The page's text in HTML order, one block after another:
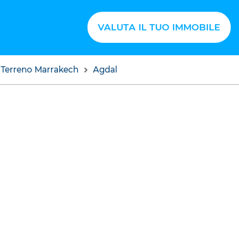
VALUTA IL TUO IMMOBILE
Terreno Marrakech Agdal